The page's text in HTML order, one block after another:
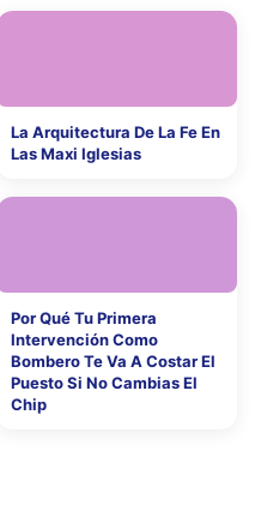
La Arquitectura De La Fe En
Las Maxi Iglesias
Por Qué Tu Primera
Intervención Como
Bombero Te Va A Costar El
Puesto Si No Cambias El
Chip